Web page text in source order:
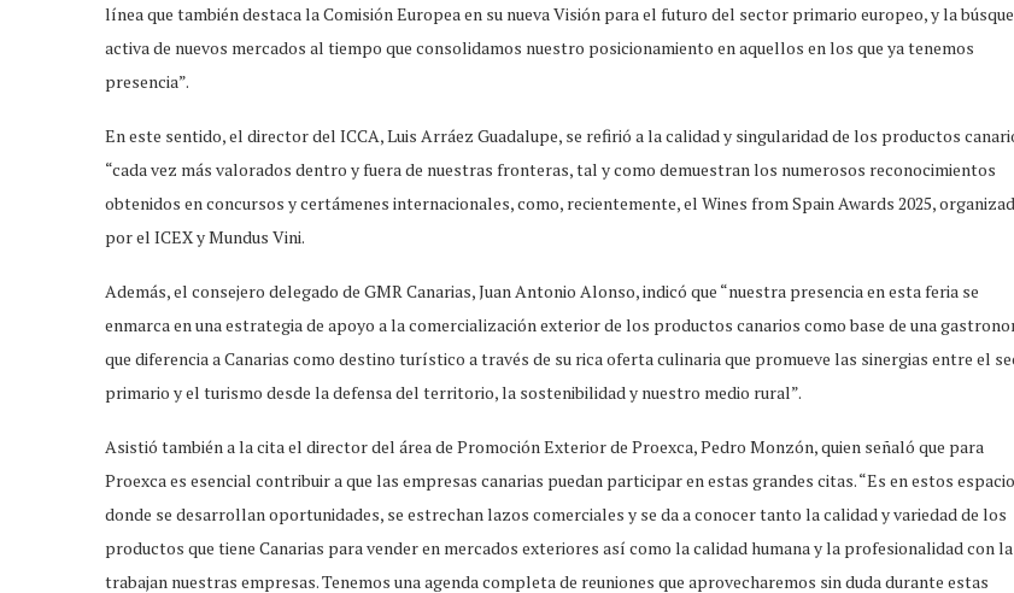
línea que también destaca la Comisión Europea en su nueva Visión para el futuro del sector primario europeo, y la
activa de nuevos mercados al tiempo que consolidamos nuestro posicionamiento en aquellos en los que ya tenemos
presencia”.
En este sentido, el director del ICCA, Luis Arráez Guadalupe, se refirió a la calidad y singularidad de los productos
“cada vez más valorados dentro y fuera de nuestras fronteras, tal y como demuestran los numerosos reconocimientos
obtenidos en concursos y certámenes internacionales, como, recientemente, el Wines from Spain Awards 2025,
por el ICEX y Mundus Vini.
Además, el consejero delegado de GMR Canarias, Juan Antonio Alonso, indicó que “nuestra presencia en esta feria se
enmarca en una estrategia de apoyo a la comercialización exterior de los productos canarios como base de una
que diferencia a Canarias como destino turístico a través de su rica oferta culinaria que promueve las sinergias entre el
primario y el turismo desde la defensa del territorio, la sostenibilidad y nuestro medio rural”.
Asistió también a la cita el director del área de Promoción Exterior de Proexca, Pedro Monzón, quien señaló que para
Proexca es esencial contribuir a que las empresas canarias puedan participar en estas grandes citas. “Es en estos
donde se desarrollan oportunidades, se estrechan lazos comerciales y se da a conocer tanto la calidad y variedad de los
productos que tiene Canarias para vender en mercados exteriores así como la calidad humana y la profesionalidad con la
trabajan nuestras empresas. Tenemos una agenda completa de reuniones que aprovecharemos sin duda durante estas